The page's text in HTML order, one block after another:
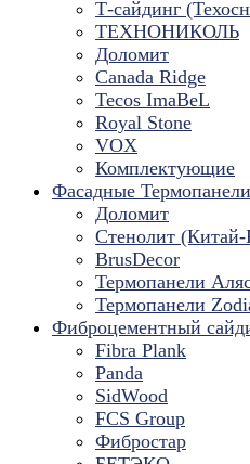
Т-сайдинг
ТЕХНОНИКОЛЬ
Доломит
Canada Ridge
Tecos ImaBeL
Royal Stone
VOX
Комплектующие
Фасадные Термопанели
Доломит
Стенолит (Китай-
BrusDecor
Термопанели
Термопанели
Фиброцементный
Fibra Plank
Panda
SidWood
FCS Group
Фибростар